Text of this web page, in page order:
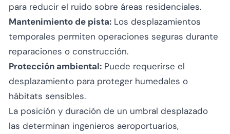
para reducir el ruido sobre áreas residenciales.
Mantenimiento de pista: Los desplazamientos
temporales permiten operaciones seguras durante
reparaciones o construcción.
Protección ambiental: Puede requerirse el
desplazamiento para proteger humedales o
hábitats sensibles.
La posición y duración de un umbral desplazado
las determinan ingenieros aeroportuarios,